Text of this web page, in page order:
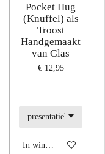
Pocket Hug
(Knuffel) als
Troost
Handgemaakt
van Glas
€ 12,95
In winkelwagen